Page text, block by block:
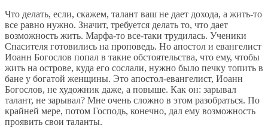
Что делать, если, скажем, талант ваш не дает дохода, а жить-то
все равно нужно. Значит, требуется делать то, что дает
возможность жить. Марфа-то все-таки трудилась. Ученики
Спасителя готовились на проповедь. Но апостол и евангелист
Иоанн Богослов попал в такие обстоятельства, что ему, чтобы
жить на острове, куда его сослали, нужно было печку топить в
бане у богатой женщины. Это апостол-евангелист, Иоанн
Богослов, не художник даже, а повыше. Как он: зарывал
талант, не зарывал? Мне очень сложно в этом разобраться. По
крайней мере, потом Господь, конечно, дал ему возможность
проявить свои таланты.